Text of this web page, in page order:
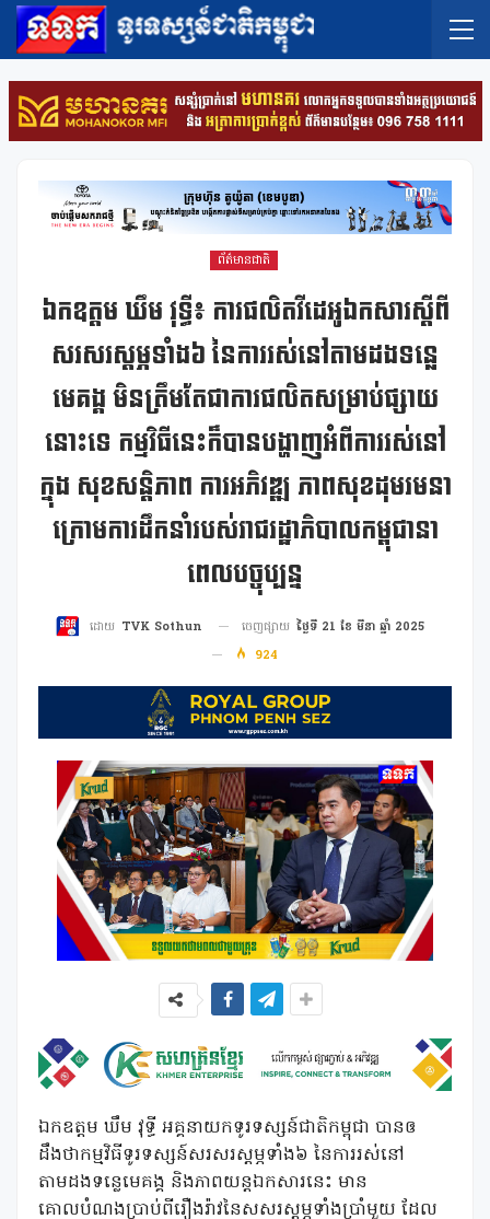
ព័ត៌មានជាតិ
ឯកឧត្ដម ឃឹម វុទ្ធី៖ ការផលិតវីដេអូឯកសារស្តីពី
សរសរស្តម្ភទាំង៦ នៃការរស់នៅតាមដងទន្លេ
មេគង្គ មិនត្រឹមតែជាការផលិតសម្រាប់ផ្សាយ
នោះទេ កម្មវិធីនេះក៏បានបង្ហាញអំពីការរស់នៅ
ក្នុង សុខសន្តិភាព ការអភិវឌ្ឍ ភាពសុខដុមរមនា
ក្រោមការដឹកនាំរបស់រាជរដ្ឋាភិបាលកម្ពុជានា
ពេលបច្ចុប្បន្ន
ដោយ TVK Sothun ចេញផ្សាយ ថ្ងៃទី 21 ខែ មីនា ឆ្នាំ 2025
924
ឯកឧត្ដម ឃឹម វុទ្ធី អគ្គនាយកទូរទស្សន៍ជាតិកម្ពុជា បានឲ
ដឹងថាកម្មវិធីទូរទស្សន៍សរសរស្តម្ភទាំង៦ នៃការរស់នៅ
តាមដងទន្លេមេគង្គ និងភាពយន្តឯកសារនេះ មាន
គោលបំណងប្រាប់ពីរឿងរ៉ាវនៃសសរស្តម្ភទាំងប្រាំមួយ ដែល